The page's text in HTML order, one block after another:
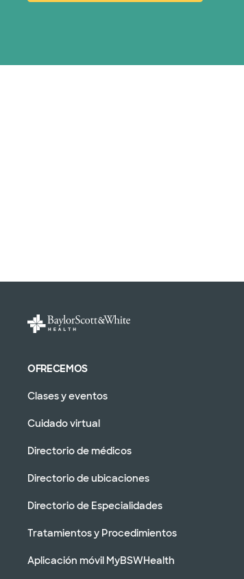
OFRECEMOS
Clases y eventos
Cuidado virtual
Directorio de médicos
Directorio de ubicaciones
Directorio de Especialidades
Tratamientos y Procedimientos
Aplicación móvil MyBSWHealth